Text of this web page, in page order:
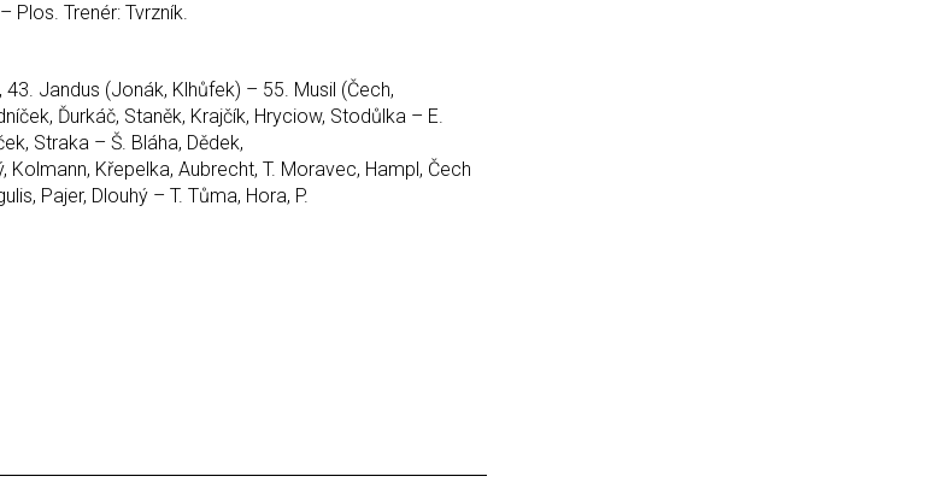
Plos. Trenér: Tvrzník.
Jandus (Jonák, Klhůfek) – 55. Musil (Čech,
Ďurkáč, Staněk, Krajčík, Hryciow, Stodůlka – E.
Straka – Š. Bláha, Dědek,
Křepelka, Aubrecht, T. Moravec, Hampl, Čech
Pajer, Dlouhý – T. Tůma, Hora, P.